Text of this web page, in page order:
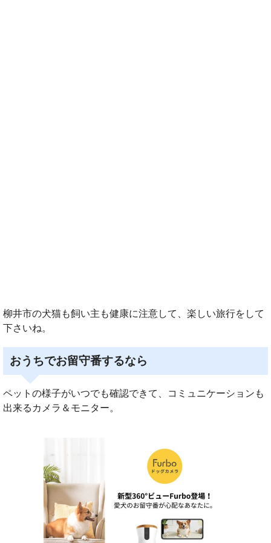
柳井市の犬猫も飼い主も健康に注意して、楽しい旅行をして
下さいね。
おうちでお留守番するなら
ペットの様子がいつでも確認できて、コミュニケーションも
出来るカメラ＆モニター。